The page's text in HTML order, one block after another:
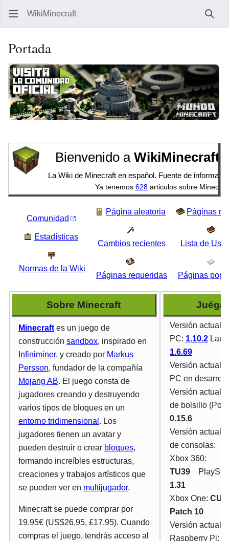
WikiMinecraft
Portada
Bienvenido a
La Wiki de Minecraft en español. Fuente de
Ya tenemos 628articulos sobre
Comunidad
Estadísticas
Normas de la Wiki
Página aleatoria
Cambios recientes
Páginas requeridas
Páginas
Lista de
Páginas
Sobre Minecraft
Minecraft es un juego de
construcción sandbox, inspirado en
Infiniminer, y creado por Markus
Persson, fundador de la compañía
Mojang AB. El juego consta de
jugadores creando y destruyendo
varios tipos de bloques en un
entorno tridimensional . Los
jugadores tienen un avatar y
pueden destruir o crear bloques,
formando increíbles estructuras,
creaciones y trabajos artísticos que
se pueden ver en multijugador.
Minecraft se puede comprar por
19.95€ (US$26.95, £17.95). Cuando
compras el juego, tendrás acceso al
Versión actual
PC: 1.10.2
1.6.69
Versión actual
PC en
Versión actual
de bolsillo
0.15.6
Versión actual
de consolas:
Xbox 360:
TU39
1.31
Xbox One:
Patch 10
Versión actual
Raspberry Pi: